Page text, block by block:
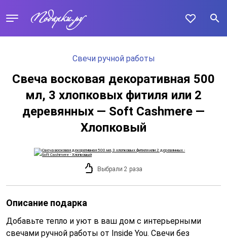
Свечи ручной работы
Свеча восковая декоративная 500
мл, 3 хлопковых фитиля или 2
деревянных — Soft Cashmere —
Хлопковый
Выбрали 2 раза
Описание подарка
Добавьте тепло и уют в ваш дом с интерьерными
свечами ручной работы от Inside You. Свечи без